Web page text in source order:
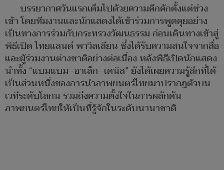
บรรยากาศวันแรกเต็มไปด้วยความคึกคักตั้งแต่ช่วง
เช้า โดยทีมงานและนักแสดงได้เข้าร่วมการพูดคุยอย่าง
เป็นทางการร่วมกับกระทรวงวัฒนธรรม ก่อนเดินทางเข้าสู่
พิธีเปิด ไทยแลนด์ พาวิลเลียน ซึ่งได้รับความสนใจจากสื่อ
และผู้ร่วมงานต่างชาติอย่างต่อเนื่อง หลังพิธีเปิดนักแสดง
นำทั้ง “แบมแบม–อาเล็ก–เดนิส” ยังได้เผยความรู้สึกที่ได้
เป็นส่วนหนึ่งของการนำภาพยนตร์ไทยมาปรากฏตัวบน
เวทีระดับโลกน รวมถึงความตั้งใจในการผลักดัน
ภาพยนตร์ไทยให้เป็นที่รู้จักในระดับนานาชาติ